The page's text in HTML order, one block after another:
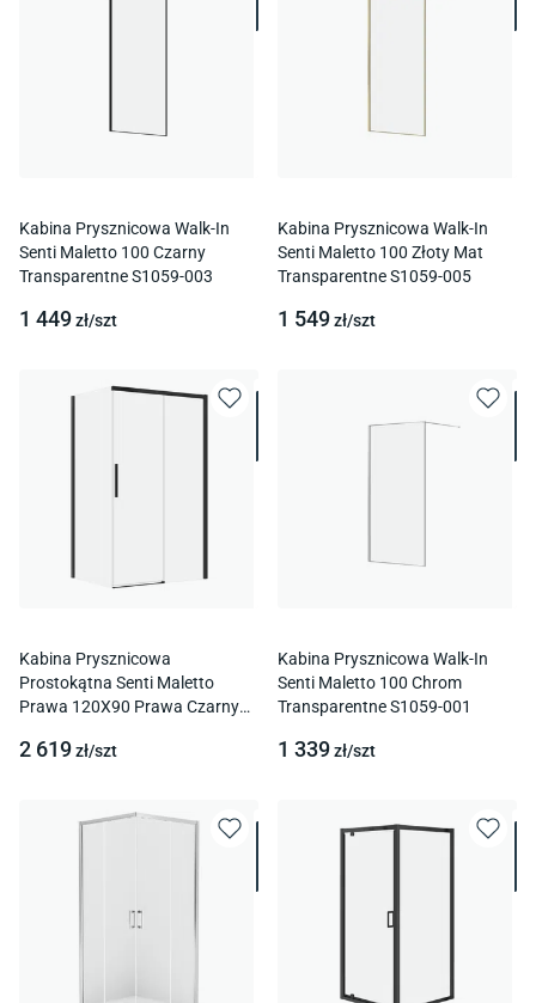
Kabina Prysznicowa Walk-In
Senti Maletto 100 Czarny
Transparentne S1059-003
1 449zł/szt
Kabina Prysznicowa Walk-In
Senti Maletto 100 Złoty Mat
Transparentne S1059-005
1 549zł/szt
Kabina Prysznicowa
Prostokątna Senti Maletto
Prawa 120X90 Prawa Czarny
2 619zł/szt
Kabina Prysznicowa Walk-In
Senti Maletto 100 Chrom
Transparentne S1059-001
1 339zł/szt